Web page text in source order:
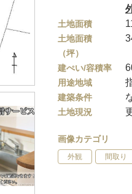
土地面積
土地面積
（坪）
建ぺい/容積率
用途地域
建築条件
土地現況
画像カテゴリ
外観 間取り